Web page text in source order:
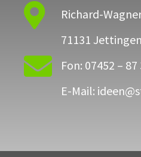

Richard-
71131 Jettingen

Fon: 07452 – 87
E-Mail: